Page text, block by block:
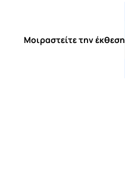
Μοιραστείτε την έκθεση